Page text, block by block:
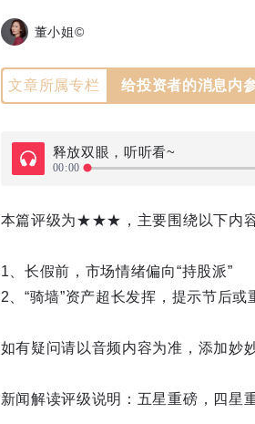
董小姐©
文章所属专栏 给投资者的消息内
释放双眼，听听看~
00:00
本篇评级为★★★，主要围绕以下内容
1、长假前，市场情绪偏向“持股派”
2、“骑墙”资产超长发挥，提示节后或
如有疑问请以音频内容为准，添加妙
新闻解读评级说明：五星重磅，四星